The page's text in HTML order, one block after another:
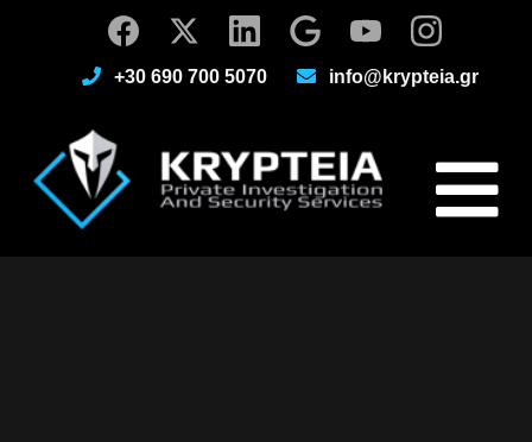
+30 690 700 5070 info@krypteia.gr